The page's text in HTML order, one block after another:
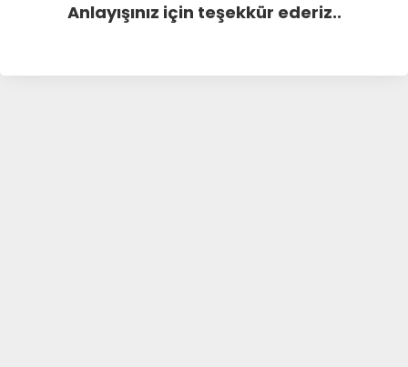
Anlayışınız için teşekkür ederiz..